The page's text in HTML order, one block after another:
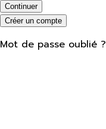
Continuer
Créer un compte
Mot de passe oublié ?